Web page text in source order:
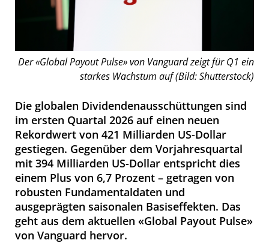
Der «Global Payout Pulse» von Vanguard zeigt für Q1 ein
starkes Wachstum auf (Bild: Shutterstock)
Die globalen Dividendenausschüttungen sind
im ersten Quartal 2026 auf einen neuen
Rekordwert von 421 Milliarden US-Dollar
gestiegen. Gegenüber dem Vorjahresquartal
mit 394 Milliarden US-Dollar entspricht dies
einem Plus von 6,7 Prozent – getragen von
robusten Fundamentaldaten und
ausgeprägten saisonalen Basiseffekten. Das
geht aus dem aktuellen «Global Payout Pulse»
von Vanguard hervor.